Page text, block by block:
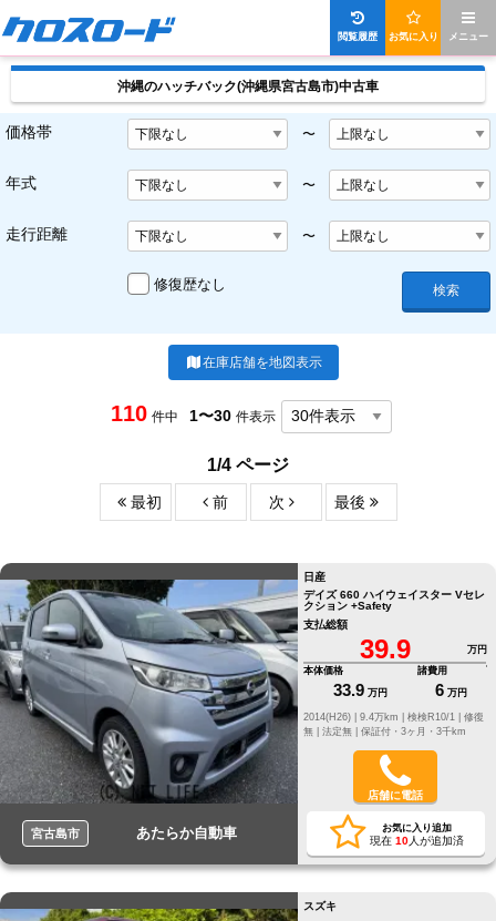
メニュー
お気に入り
閲覧履歴
沖縄のハッチバック(沖縄県宮古島市)中古車
価格帯 〜
年式 〜
走行距離 〜
修復歴なし 検索
在庫店舗を地図表示
110 件中 1〜30 件表示
1/4 ページ
最初 前 次 最後
宮古島市 あたらか自動車
日産
デイズ 660 ハイウェイスター Vセレ
クション +Safety
支払総額
39.9
万円
本体価格
33.9 万円
諸費用
6 万円
修復
無 | 法定無 | 保証付・3ヶ月・3千km
店舗に電話
お気に入り追加
現在 10人が追加済
スズキ